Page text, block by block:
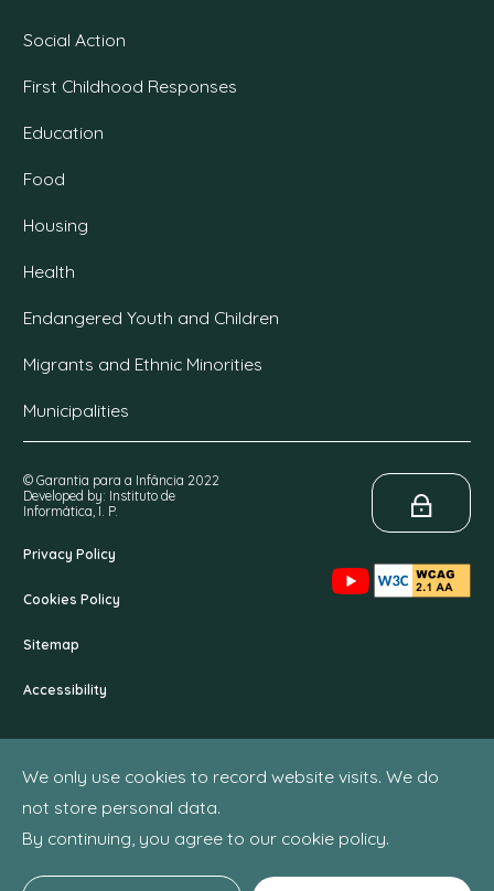
We only use cookies to record website visits. We do
not store personal data.
By continuing, you agree to our cookie policy.
Social Action
First Childhood Responses
Education
Food
Housing
Health
Endangered Youth and Children
Migrants and Ethnic Minorities
Municipalities
© Garantia para a Infância 2022
Developed by: Instituto de
Informática, I. P.
Privacy Policy
Cookies Policy
Sitemap
Accessibility